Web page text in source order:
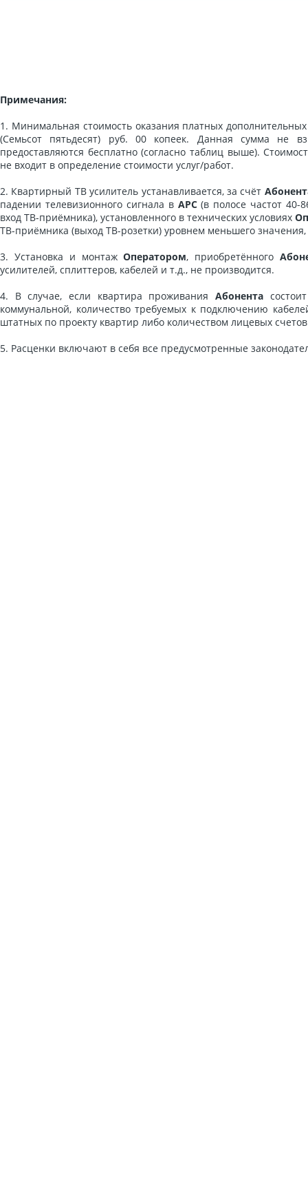
Примечания:
1. Минимальная стоимость оказания платных
(Семьсот пятьдесят) руб. 00 копеек. Данная сумма не
предоставляются бесплатно (согласно таблиц выше).
не входит в определение стоимости услуг/работ.
2. Квартирный ТВ усилитель устанавливается, за счёт
падении телевизионного сигнала в АРС(в полосе частот 40-
вход ТВ-приёмника), установленного в технических условиях
ТВ-приёмника (выход ТВ-розетки) уровнем меньшего
3. Установка и монтажОператором, приобретённого
усилителей, сплиттеров, кабелей и т.д., не производится.
4. В случае, если квартира проживанияАбонента
коммунальной, количество требуемых к подключению
штатных по проекту квартир либо количеством лицевых
5. Расценки включают в себя все предусмотренные